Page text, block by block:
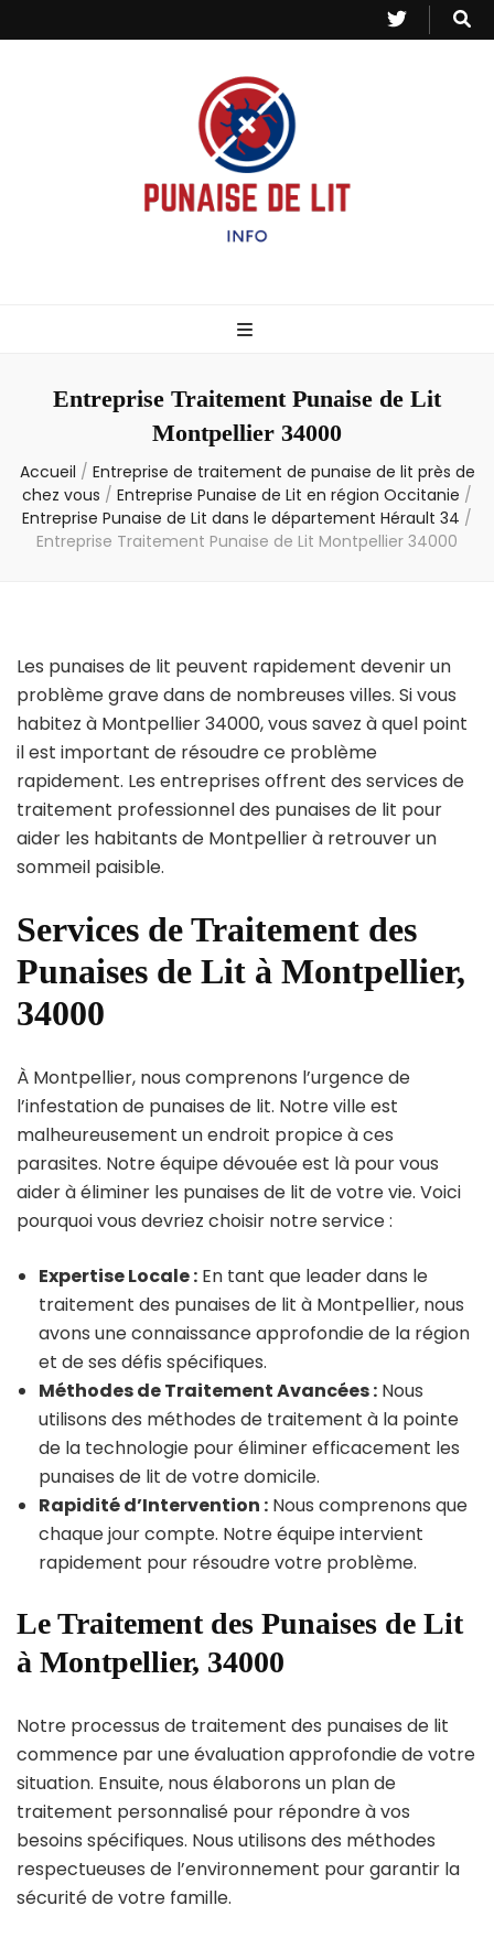
– Info
Entreprise Traitement Punaise de Lit
Montpellier 34000
Accueil / Entreprise de traitement de punaise de lit près de
chez vous / Entreprise Punaise de Lit en région Occitanie /
Entreprise Punaise de Lit dans le département Hérault 34 /
Entreprise Traitement Punaise de Lit Montpellier 34000
Les punaises de lit peuvent rapidement devenir un
problème grave dans de nombreuses villes. Si vous
habitez à Montpellier 34000, vous savez à quel point
il est important de résoudre ce problème
rapidement. Les entreprises offrent des services de
traitement professionnel des punaises de lit pour
aider les habitants de Montpellier à retrouver un
sommeil paisible.
Services de Traitement des
Punaises de Lit à Montpellier,
34000
À Montpellier, nous comprenons l’urgence de
l’infestation de punaises de lit. Notre ville est
malheureusement un endroit propice à ces
parasites. Notre équipe dévouée est là pour vous
aider à éliminer les punaises de lit de votre vie. Voici
pourquoi vous devriez choisir notre service :
Expertise Locale : En tant que leader dans le
traitement des punaises de lit à Montpellier, nous
avons une connaissance approfondie de la région
et de ses défis spécifiques.
Méthodes de Traitement Avancées : Nous
utilisons des méthodes de traitement à la pointe
de la technologie pour éliminer efficacement les
punaises de lit de votre domicile.
Rapidité d’Intervention : Nous comprenons que
chaque jour compte. Notre équipe intervient
rapidement pour résoudre votre problème.
Le Traitement des Punaises de Lit
à Montpellier, 34000
Notre processus de traitement des punaises de lit
commence par une évaluation approfondie de votre
situation. Ensuite, nous élaborons un plan de
traitement personnalisé pour répondre à vos
besoins spécifiques. Nous utilisons des méthodes
respectueuses de l’environnement pour garantir la
sécurité de votre famille.